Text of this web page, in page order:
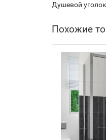
Душевой
Похожие